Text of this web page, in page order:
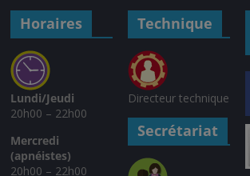
Horaires
Lundi/Jeudi
20h00 – 22h00
Mercredi
(apnéistes)
20h00 – 22h00
Technique
Directeur technique
Secrétariat